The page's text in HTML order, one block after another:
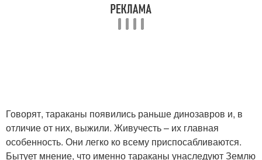
Говорят, тараканы появились раньше динозавров и, в
отличие от них, выжили. Живучесть – их главная
особенность. Они легко ко всему приспосабливаются.
Бытует мнение, что именно тараканы унаследуют Землю